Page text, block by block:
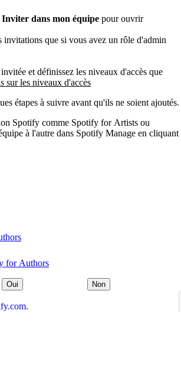
Inviter dans mon équipe pour ouvrir
invitations que si vous avez un rôle d'admin
et définissez les niveaux d'accès que
sur les niveaux d'accès
étapes à suivre avant qu'ils ne soient ajoutés.
Spotify comme Spotify for Artists ou
à l'autre dans Spotify Manage en cliquant
for Authors
Oui Non